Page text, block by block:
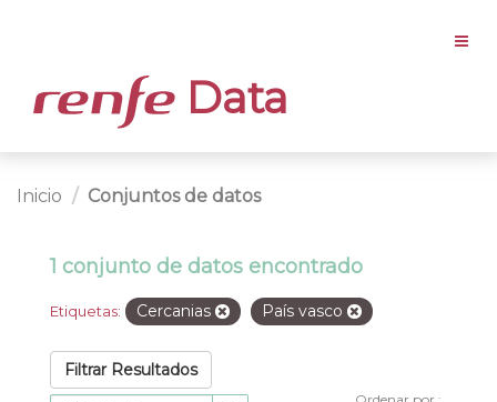
Data
Inicio Conjuntos de datos
1 conjunto de datos encontrado
Etiquetas: Cercanias País vasco
Filtrar Resultados